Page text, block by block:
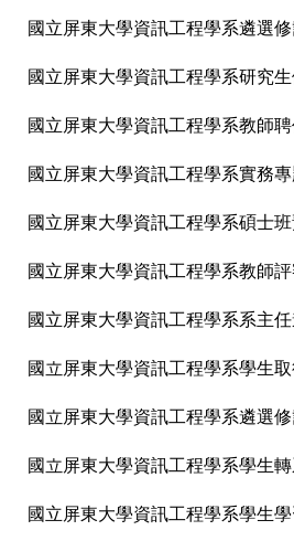
國立屏東大學資訊工程學系研究
國立屏東大學資訊工程學系實務
國立屏東大學資訊工程學系系主
國立屏東大學資訊工程學系學生